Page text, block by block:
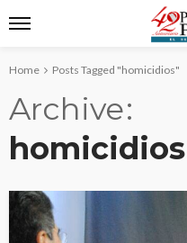
Home Posts Tagged "homicidios"
Archive
homicidios